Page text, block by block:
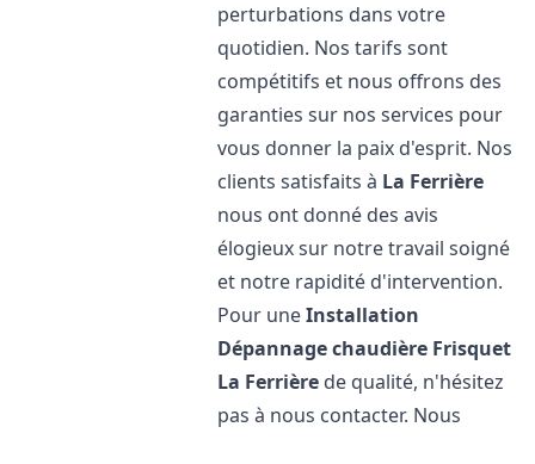
perturbations dans votre
quotidien. Nos tarifs sont
compétitifs et nous offrons des
garanties sur nos services pour
vous donner la paix d'esprit. Nos
clients satisfaits à La Ferrière
nous ont donné des avis
élogieux sur notre travail soigné
et notre rapidité d'intervention.
Pour uneInstallation
Dépannage chaudière Frisquet
La Ferrière de qualité, n'hésitez
pas à nous contacter. Nous